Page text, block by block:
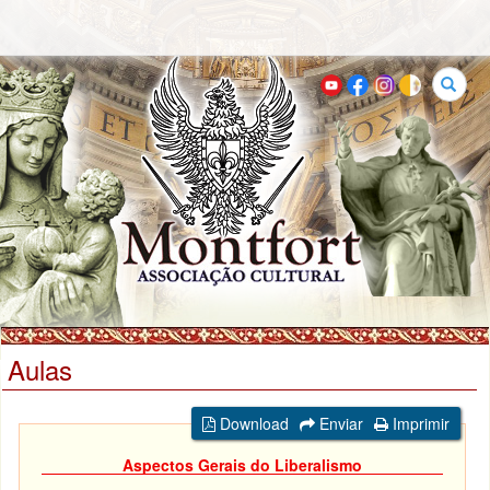
Buscar
Aulas
Download Enviar
Imprimir
Aspectos Gerais do Liberalismo